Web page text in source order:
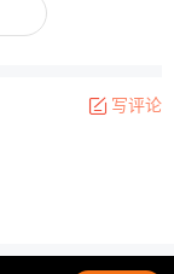
写评论